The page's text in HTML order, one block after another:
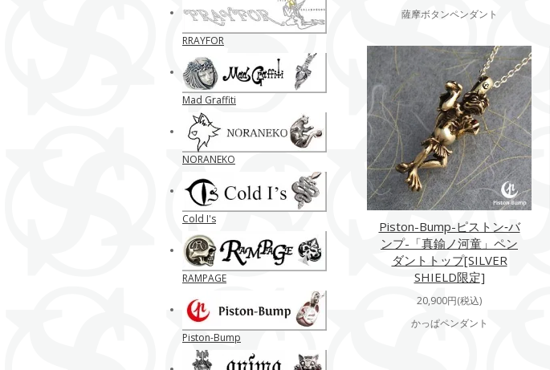
薩摩ボタンペンダント
Piston-Bump-ピストン‐バ
ンプ-「真鍮ノ河童」ペン
ダントトップ[SILVER
SHIELD限定]
20,900円(税込)
かっぱペンダント
RRAYFOR
Mad Graffiti
NORANEKO
Cold I's
RAMPAGE
Piston-Bump